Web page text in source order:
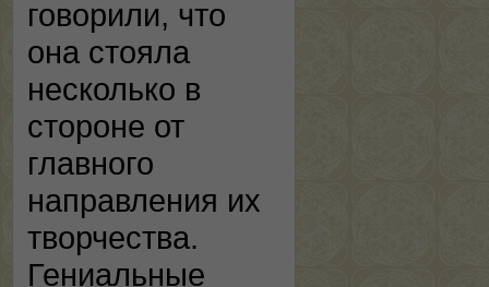
говорили, что
она стояла
несколько в
стороне от
главного
направления их
творчества.
Гениальные